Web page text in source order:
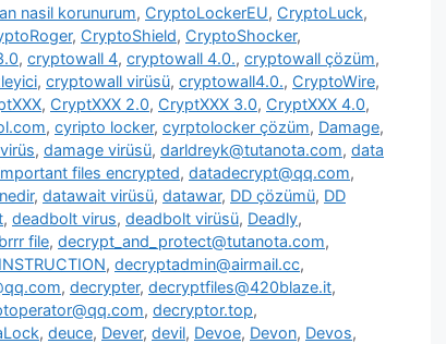
nasil korunurum, CryptoLockerEU, CryptoLuck,
, CryptoShield, CryptoShocker,
, cryptowall 4, cryptowall 4.0., cryptowall çözüm,
, cryptowall virüsü, cryptowall4.0., CryptoWire,
, CryptXXX 2.0, CryptXXX 3.0, CryptXXX 4.0,
, cyripto locker, cyrptolocker çözüm, Damage,
, damage virüsü, darldreyk@tutanota.com, data
files encrypted, datadecrypt@qq.com,
, datawait virüsü, datawar, DD çözümü, DD
, deadbolt virus, deadbolt virüsü, Deadly,
file, decrypt_and_protect@tutanota.com,
, decryptadmin@airmail.cc,
, decrypter, decryptfiles@420blaze.it,
, decryptor.top,
, deuce, Dever, devil, Devoe, Devon, Devos,